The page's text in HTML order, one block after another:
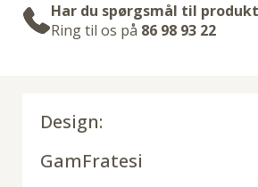
Har du spørgsmål til
Ring til os på 86 98 93 22
Design:
GamFratesi